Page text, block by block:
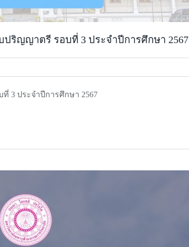
ริญญาตรี รอบที่ 3 ประจำปีการศึกษา 2567
3 ประจำปีการศึกษา 2567